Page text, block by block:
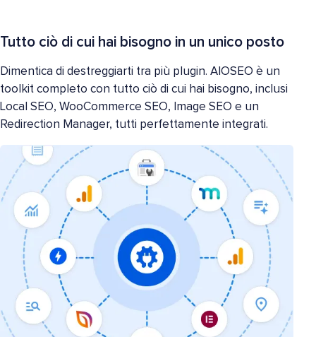
Tutto ciò di cui hai bisogno in un unico posto
Dimentica di destreggiarti tra più plugin. AIOSEO è un
toolkit completo con tutto ciò di cui hai bisogno, inclusi
Local SEO, WooCommerce SEO, Image SEO e un
Redirection Manager, tutti perfettamente integrati.